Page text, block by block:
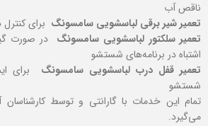
ناقص آب
تعمیر شیر برقی لباسشویی سامسونگ برای
تعمیر سلکتور لباسشویی سامسونگ در صورت
اشتباه در برنامه‌های شستشو
تعمیر قفل درب لباسشویی سامسونگ
برای
شستشو
تمام این خدمات با گارانتی و توسط کارشناسان
می‌گیرد.